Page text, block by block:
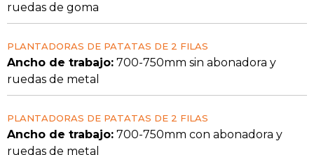
ruedas de goma
PLANTADORAS DE PATATAS DE 2 FILAS
Ancho de trabajo: 700-750mm sin abonadora y
ruedas de metal
PLANTADORAS DE PATATAS DE 2 FILAS
Ancho de trabajo: 700-750mm con abonadora y
ruedas de metal